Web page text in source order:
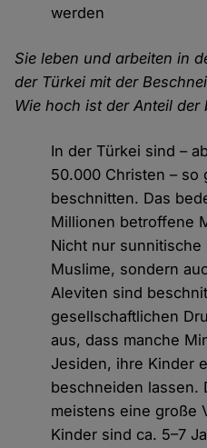
werden
Sie leben und arbeiten in
der Türkei mit der
Wie hoch ist der Anteil der
In der Türkei sind –
50.000 Christen – so
beschnitten. Das
Millionen betroffene
Nicht nur
Muslime, sondern
Aleviten sind
gesellschaftlichen
aus, dass manche
Jesiden, ihre Kinder
beschneiden lassen.
meistens eine große
Kinder sind ca. 5–7